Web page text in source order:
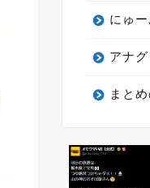
にゅー
アナ
まと